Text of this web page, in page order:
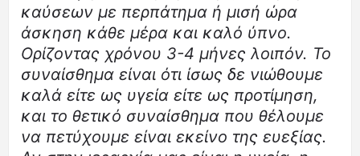
καύσεων με περπάτημα ή μισή ώρα
άσκηση κάθε μέρα και καλό ύπνο.
Ορίζοντας χρόνου 3-4 μήνες λοιπόν. Το
συναίσθημα είναι ότι ίσως δε νιώθουμε
καλά είτε ως υγεία είτε ως προτίμηση,
και το θετικό συναίσθημα που θέλουμε
να πετύχουμε είναι εκείνο της ευεξίας.